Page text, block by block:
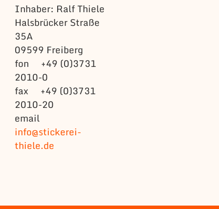
Inhaber: Ralf Thiele
Halsbrücker Straße
35A
09599 Freiberg
fon +49 (0)3731
2010-0
fax +49 (0)3731
2010-20
email
info@stickerei-
thiele.de